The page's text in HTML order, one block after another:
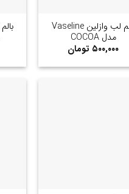
بالم لب وازلین Vaseline
مدل COCOA
۵۰۰,۰۰۰ تومان